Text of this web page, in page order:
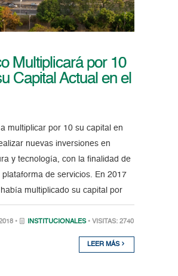
Multiplicará por 10
Capital Actual en el
multiplicar por 10 su capital en
nuevas inversiones en
y tecnología, con la finalidad de
plataforma de servicios. En 2017
multiplicado su capital por
• INSTITUCIONALES • VISITAS: 2740
LEER MÁS